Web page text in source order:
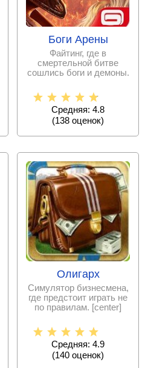
Боги Арены
Файтинг, где в
смертельной битве
сошлись боги и демоны.
Средняя: 4.8
(138 оценок)
Олигарх
Симулятор бизнесмена,
где предстоит играть не
по правилам. [center]
Средняя: 4.9
(140 оценок)